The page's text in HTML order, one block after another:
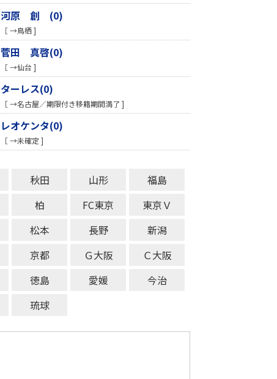
河原 創 (0)
［ →鳥栖 ]
菅田 真啓(0)
［ →仙台 ]
ターレス(0)
［ →名古屋／期限付き移籍期間満了 ]
レオケンタ(0)
［ →未確定 ]
秋田 山形
福島
柏 FC東京
東京Ｖ
松本 長野
新潟
京都 Ｇ大阪
Ｃ大阪
徳島 愛媛
今治
琉球